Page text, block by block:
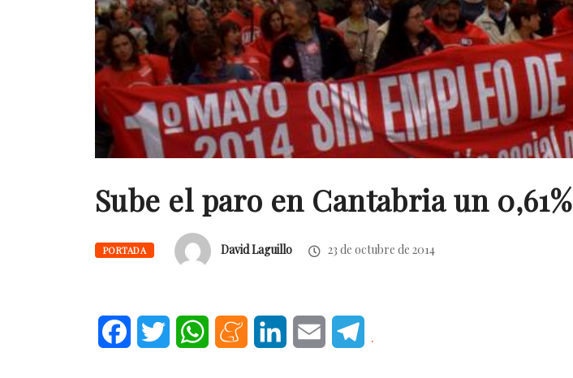
Sube el paro en Cantabria un 0,61%
PORTADA David Laguillo 23 de octubre de 2014
FacebookTwitter WhatsAppMeneameLinkedInEmail .